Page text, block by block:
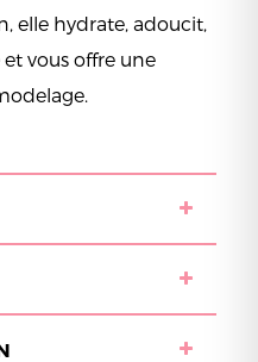
elle hydrate, adoucit,
vous offre une